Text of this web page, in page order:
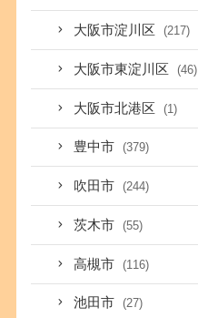
大阪市淀川区 (217)
大阪市東淀川区 (46)
大阪市北港区 (1)
豊中市 (379)
吹田市 (244)
茨木市 (55)
高槻市 (116)
池田市 (27)